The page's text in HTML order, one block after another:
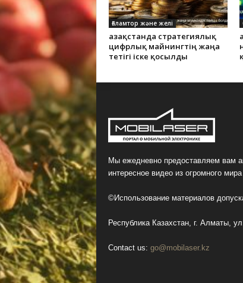
Ғаламтор және желі
Қазақстанда стратегиялық
цифрлық майнингтің жаңа
тетігі іске қосылды
Мы ежедневно предоставляем вам
интересное видео из огромного
©Использование материалов
Республика Казахстан, г. Алматы,
Contact us: go@mobilaser.kz